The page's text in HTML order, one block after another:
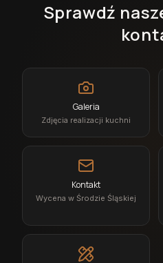
Sprawdź
Galeria
Zdjęcia realizacji kuchni
Kontakt
Wycena w Środzie Śląskiej